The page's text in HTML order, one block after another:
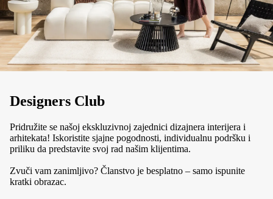
Designers Club
Pridružite se našoj ekskluzivnoj zajednici dizajnera interijera i
arhitekata! Iskoristite sjajne pogodnosti, individualnu podršku i
priliku da predstavite svoj rad našim klijentima.
Zvuči vam zanimljivo? Članstvo je besplatno – samo ispunite
kratki obrazac.